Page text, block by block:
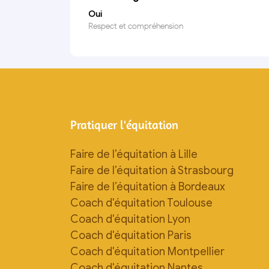
Oui
Respect et compréhension
Pratiquer l'équitation
Faire de l’équitation à Lille
Faire de l’équitation à Strasbourg
Faire de l’équitation à Bordeaux
Coach d'équitation Toulouse
Coach d'équitation Lyon
Coach d'équitation Paris
Coach d'équitation Montpellier